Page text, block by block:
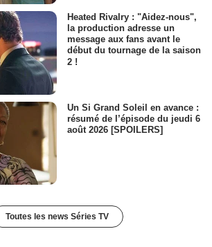
Heated Rivalry : "Aidez-nous",
la production adresse un
message aux fans avant le
début du tournage de la saison
2 !
Un Si Grand Soleil en avance :
résumé de l’épisode du jeudi 6
août 2026 [SPOILERS]
Toutes les news Séries TV